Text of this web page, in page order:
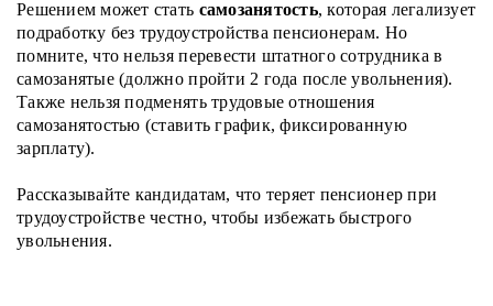
Решением может стать самозанятость, которая легализует
подработку без трудоустройства пенсионерам. Но
помните, что нельзя перевести штатного сотрудника в
самозанятые (должно пройти 2 года после увольнения).
Также нельзя подменять трудовые отношения
самозанятостью (ставить график, фиксированную
зарплату).
Рассказывайте кандидатам, что теряет пенсионер при
трудоустройстве честно, чтобы избежать быстрого
увольнения.